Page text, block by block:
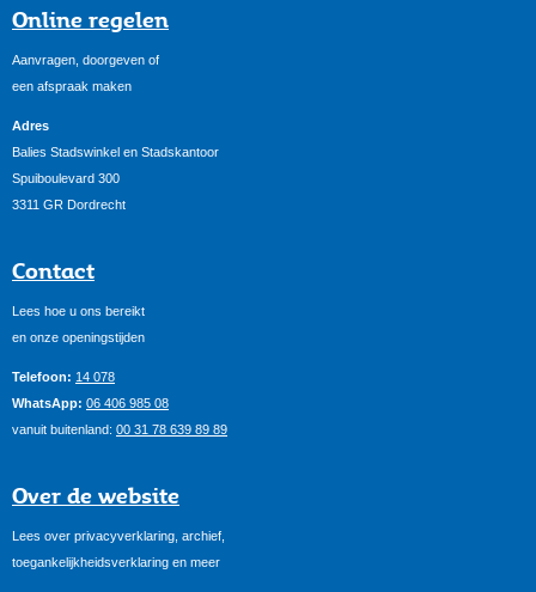
Online regelen
Aanvragen, doorgeven of
een afspraak maken
Adres
Balies Stadswinkel en Stadskantoor
Spuiboulevard 300
3311 GR Dordrecht
Contact
Lees hoe u ons bereikt
en onze openingstijden
Telefoon: 14 078
WhatsApp: 06 406 985 08
vanuit buitenland: 00 31 78 639 89 89
Over de website
Lees over privacyverklaring, archief,
toegankelijkheidsverklaring en meer